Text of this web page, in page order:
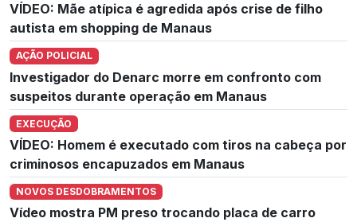
VÍDEO: Mãe atípica é agredida após crise de filho
autista em shopping de Manaus
AÇÃO POLICIAL
Investigador do Denarc morre em confronto com
suspeitos durante operação em Manaus
EXECUÇÃO
VÍDEO: Homem é executado com tiros na cabeça por
criminosos encapuzados em Manaus
NOVOS DESDOBRAMENTOS
Vídeo mostra PM preso trocando placa de carro